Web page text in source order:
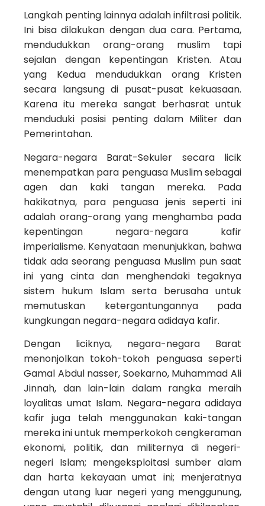
Langkah penting lainnya adalah infiltrasi politik.
Ini bisa dilakukan dengan dua cara. Pertama,
mendudukkan orang-orang muslim tapi
sejalan dengan kepentingan Kristen. Atau
yang Kedua mendudukkan orang Kristen
secara langsung di pusat-pusat kekuasaan.
Karena itu mereka sangat berhasrat untuk
menduduki posisi penting dalam Militer dan
Pemerintahan.
Negara-negara Barat-Sekuler secara licik
menempatkan para penguasa Muslim sebagai
agen dan kaki tangan mereka. Pada
hakikatnya, para penguasa jenis seperti ini
adalah orang-orang yang menghamba pada
kepentingan negara-negara kafir
imperialisme. Kenyataan menunjukkan, bahwa
tidak ada seorang penguasa Muslim pun saat
ini yang cinta dan menghendaki tegaknya
sistem hukum Islam serta berusaha untuk
memutuskan ketergantungannya pada
kungkungan negara-negara adidaya kafir.
Dengan liciknya, negara-negara Barat
menonjolkan tokoh-tokoh penguasa seperti
Gamal Abdul nasser, Soekarno, Muhammad Ali
Jinnah, dan lain-lain dalam rangka meraih
loyalitas umat Islam. Negara-negara adidaya
kafir juga telah menggunakan kaki-tangan
mereka ini untuk memperkokoh cengkeraman
ekonomi, politik, dan militernya di negeri-
negeri Islam; mengeksploitasi sumber alam
dan harta kekayaan umat ini; menjeratnya
dengan utang luar negeri yang menggunung,